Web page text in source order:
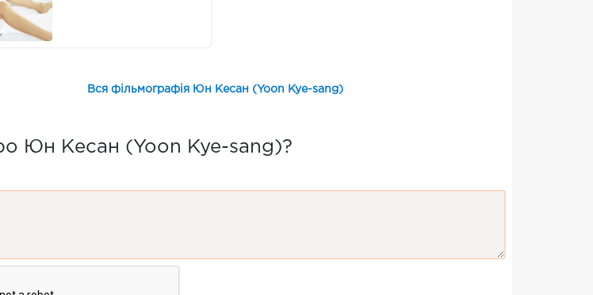
Вся фільмографія Юн Кесан (Yoon Kye-sang)
Юн Кесан (Yoon Kye-sang)?